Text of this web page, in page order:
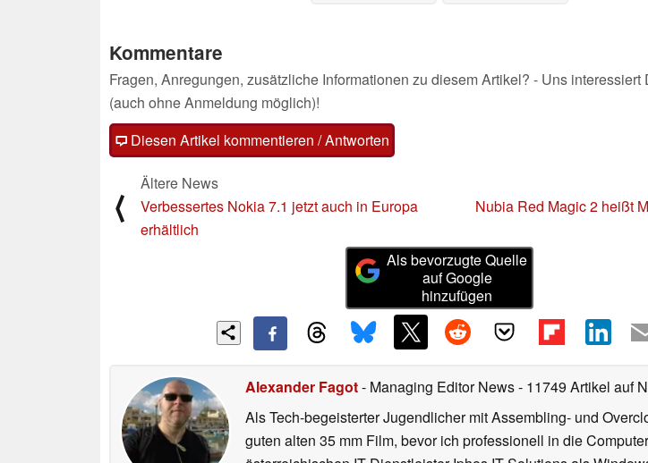
Kommentare
Fragen, Anregungen, zusätzliche Informationen zu diesem Artikel? - Uns interessiert
(auch ohne Anmeldung möglich)!
Diesen Artikel kommentieren / Antworten
⟨
Ältere News
Verbessertes Nokia 7.1 jetzt auch in Europa
erhältlich
Nubia Red Magic 2 heißt
Als bevorzugte Quelle
auf Google
hinzufügen
Alexander Fagot- Managing Editor News- 11749 Artikel auf
Als Tech-begeisterter Jugendlicher mit Assembling- und
guten alten 35 mm Film, bevor ich professionell in die